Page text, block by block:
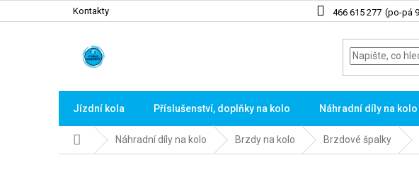
na
466 615 277
Kontakty
Jízdní kola Příslušenství, doplňky na kolo Náhradní díly na kolo
Domů Náhradní díly na kolo Brzdy na kolo Brzdové špalky